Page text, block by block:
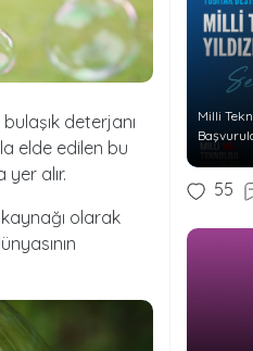
deterjanı
elde edilen bu
alır.
olarak
Milli
55